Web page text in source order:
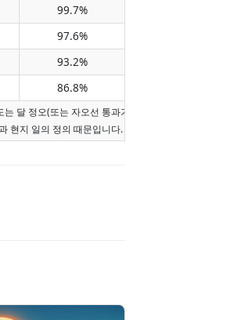
99.7%
97.6%
93.2%
86.8%
달 정오(또는 자오선 통과가 오늘이 아니면 현지 정
현지 일의 정의 때문입니다.